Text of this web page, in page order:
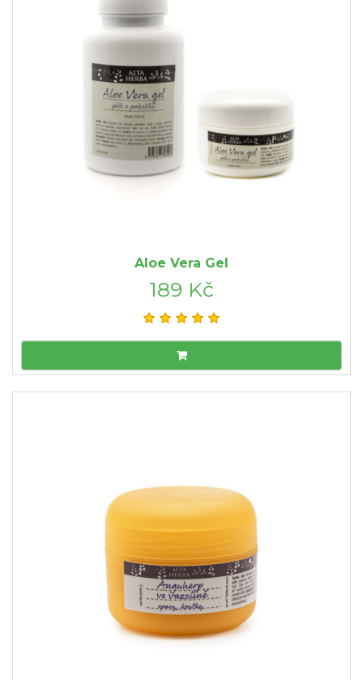
Aloe Vera Gel
189 Kč